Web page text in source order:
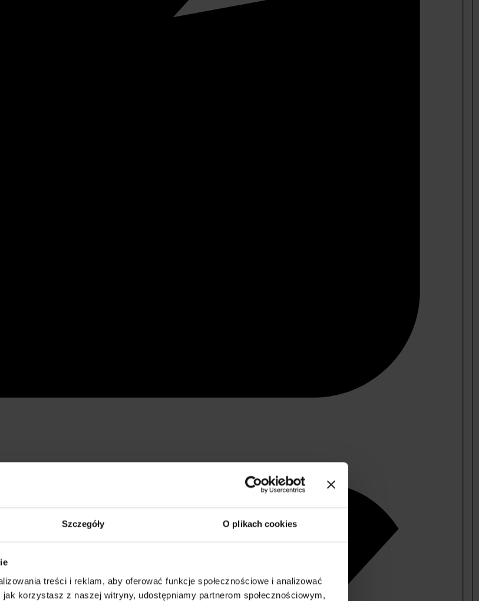
Szczegóły O plikach cookies
treści i reklam, aby oferować funkcje społecznościowe i analizować
korzystasz z naszej witryny, udostępniamy partnerom społecznościowym,